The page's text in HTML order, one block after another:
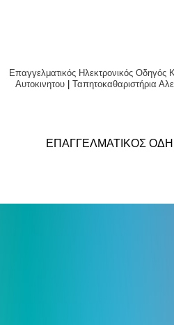
ΕΠΑΓΓΕΛΜΑΤΙΚΟΣ
Επαγγελματικός Ηλεκτρονικός Οδηγός
Αυτοκινητου |Ταπητοκαθαριστήρια